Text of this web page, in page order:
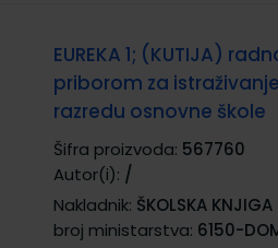
EUREKA 1; (KUTIJA)
priborom za
razredu osnovne škole
Šifra proizvoda: 567760
Autor(i): /
Nakladnik: ŠKOLSKA
broj ministarstva: 6150-